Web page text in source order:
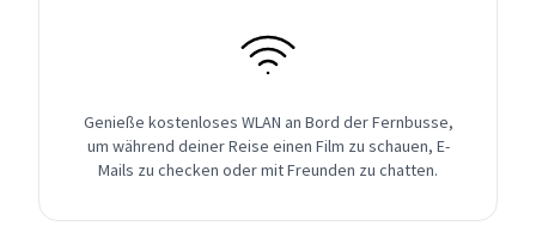
Genieße kostenloses WLAN an Bord der Fernbusse,
um während deiner Reise einen Film zu schauen, E-
Mails zu checken oder mit Freunden zu chatten.